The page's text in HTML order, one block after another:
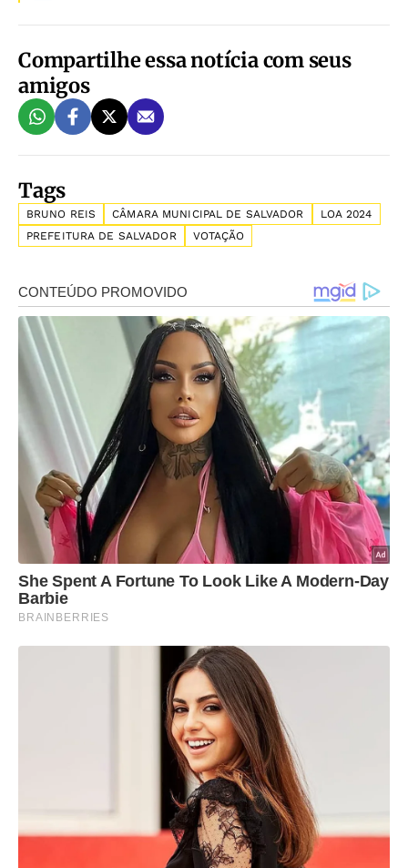
Compartilhe essa notícia com seus
amigos
Tags
BRUNO REIS CÂMARA MUNICIPAL DE SALVADOR
LOA 2024
PREFEITURA DE SALVADOR
VOTAÇÃO